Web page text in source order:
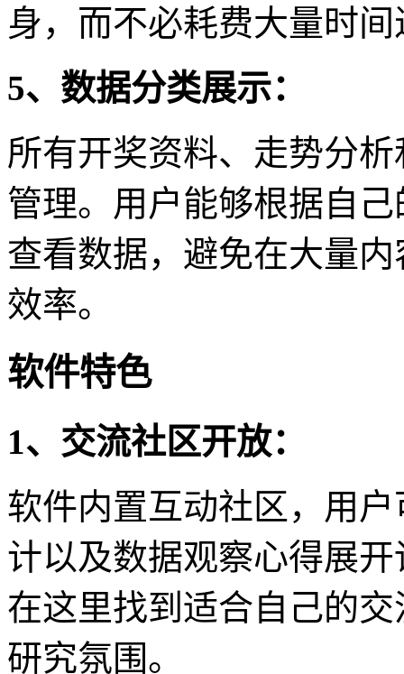
身，而不必耗费大量时
5、数据分类展示：
所有开奖资料、走势分
管理。用户能够根据自
查看数据，避免在大量
效率。
软件特色
1、交流社区开放：
软件内置互动社区，用
计以及数据观察心得展
在这里找到适合自己的
研究氛围。